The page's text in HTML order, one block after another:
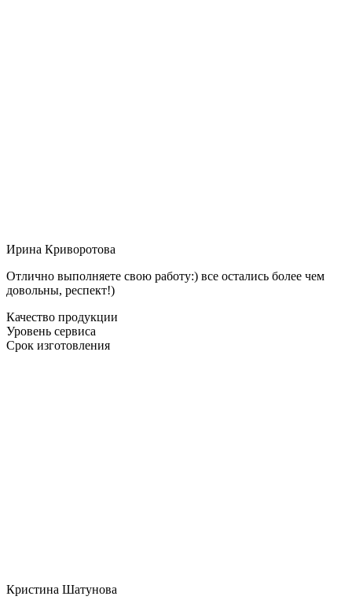
Ирина Криворотова
Отлично выполняете свою работу:) все остались более чем
довольны, респект!)
Качество продукции
Уровень сервиса
Срок изготовления
Кристина Шатунова